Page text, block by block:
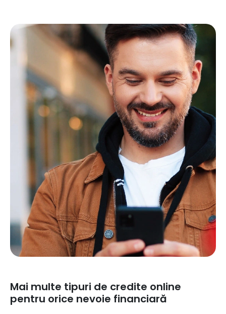
Mai multe tipuri de credite online
pentru orice nevoie financiară